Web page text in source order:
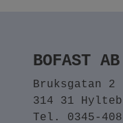
BOFAST AB
Bruksgatan 2
314 31
Tel. 0345-